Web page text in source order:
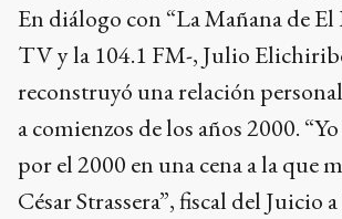
En diálogo con “La Mañana de
TV y la 104.1 FM-, Julio
reconstruyó una relación
a comienzos de los años 2000.
por el 2000 en una cena a la que
César Strassera”, fiscal del Juicio